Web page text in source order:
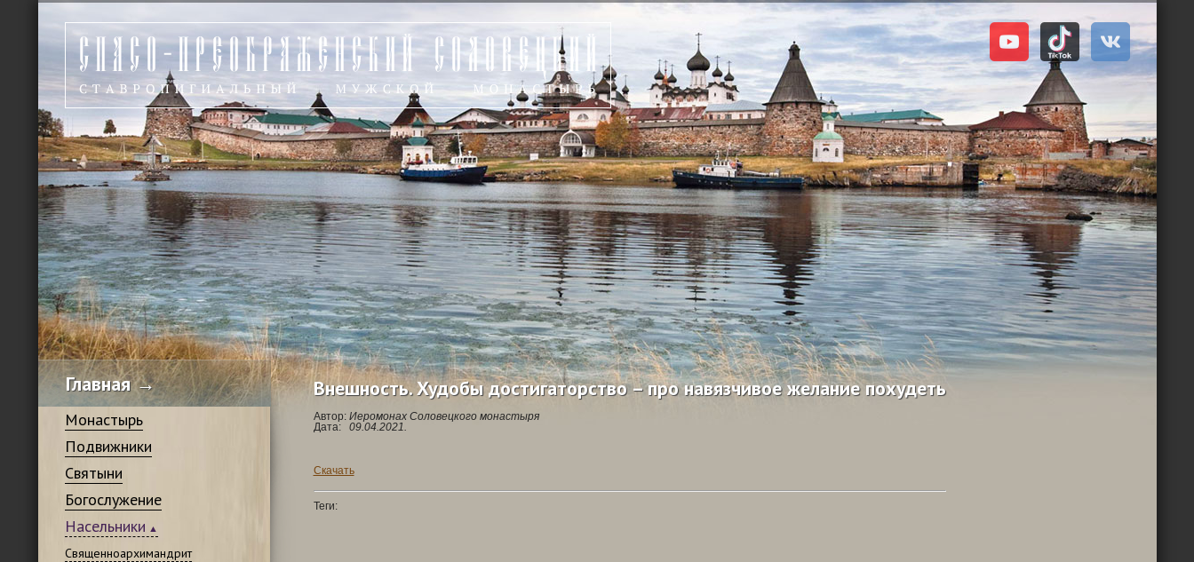
Главная →
Монастырь
Подвижники
Святыни
Богослужение
Насельники
Священноархимандрит
Внешность. Худобы достигаторство – про навязчивое желание похудеть
Автор: Иеромонах Соловецкого монастыря
Дата:
09.04.2021.
Скачать
Теги: